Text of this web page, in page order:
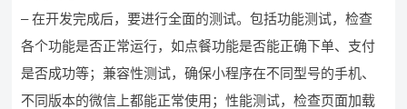
– 在开发完成后，要进行全面的测试。包括功能测试，检查
各个功能是否正常运行，如点餐功能是否能正确下单、支付
是否成功等；兼容性测试，确保小程序在不同型号的手机、
不同版本的微信上都能正常使用；性能测试，检查页面加载